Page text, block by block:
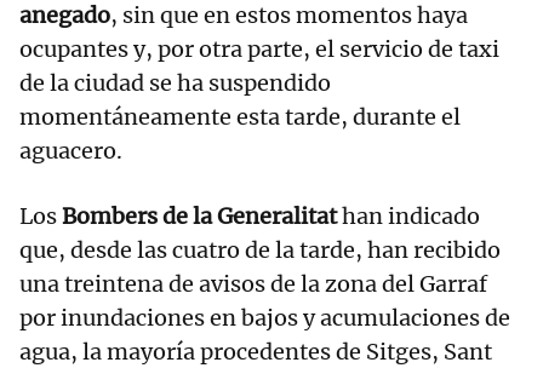
anegado, sin que en estos momentos haya
ocupantes y, por otra parte, el servicio de taxi
de la ciudad se ha suspendido
momentáneamente esta tarde, durante el
aguacero.
LosBombers de la Generalitathan indicado
que, desde las cuatro de la tarde, han recibido
una treintena de avisos de la zona del Garraf
por inundaciones en bajos y acumulaciones de
agua, la mayoría procedentes de Sitges, Sant